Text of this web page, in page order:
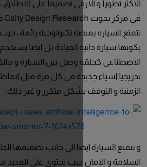
تصميما على الاطلاق ،و قد تم العمل عليه
فى مركز بحوث Calty Design Research فى كاليفورنيا ، و
تكنولوجية رائعة ، حيث انها لا تتميز فقط
القيادة بل ايضا يستخدم برنامجها الذكاء
بين السيارة و مالكها، ويتعلم البرنامج
فى كل مرة مثل انماط القيادة و الجداول
بشكل متكرر و غير ذلك .
الى جانب تصميمها الخارق بأقصى درجات
تحتوى على العديد من الاجهزة التى